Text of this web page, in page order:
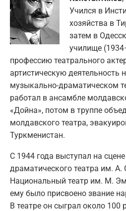
Учился в
хозяйства в
затем в
училище
профессию театрального
артистическую деятельность
музыкально-драматическом
работал в ансамбле
«Дойна», потом в труппе
молдавского театра,
Туркменистан.
С 1944 года выступал на
драматического театра им.
Национальный театр им. М.
ему было присвоено звание
В театре он сыграл около 100